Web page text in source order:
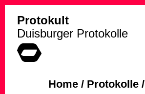
to
Protokult
Duisburger Protokolle
Home/ Protokolle/